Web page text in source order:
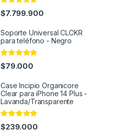
Rated4.91
out of 5
$7.799.900
Soporte Universal CLCKR
para teléfono - Negro
Rated4.82
out of 5
$79.000
Case Incipio Organicore
Clear para iPhone 14 Plus -
Lavanda/Transparente
Rated4.86
out of 5
$239.000